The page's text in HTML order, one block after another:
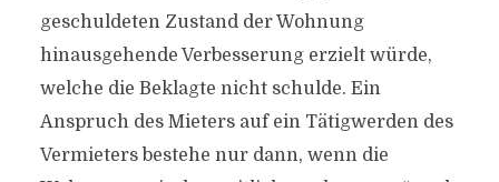
geschuldeten Zustand der Wohnung
hinausgehende Verbesserung erzielt würde,
welche die Beklagte nicht schulde. Ein
Anspruch des Mieters auf ein Tätigwerden des
Vermieters bestehe nur dann, wenn die